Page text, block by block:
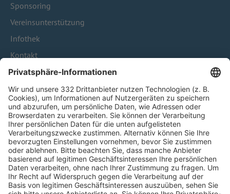
Sponsoring
Vereinsunterstützung
Infothek
Kontakt
HÄUFIG BESUCHTE SEITEN
Pässe und Vereinswechsel
Trainerausbildung
Schulungsangebot Vereinsmitarbeiter
BFV-Geschäftsstellen
Trainerbörse
Login SpielPlus